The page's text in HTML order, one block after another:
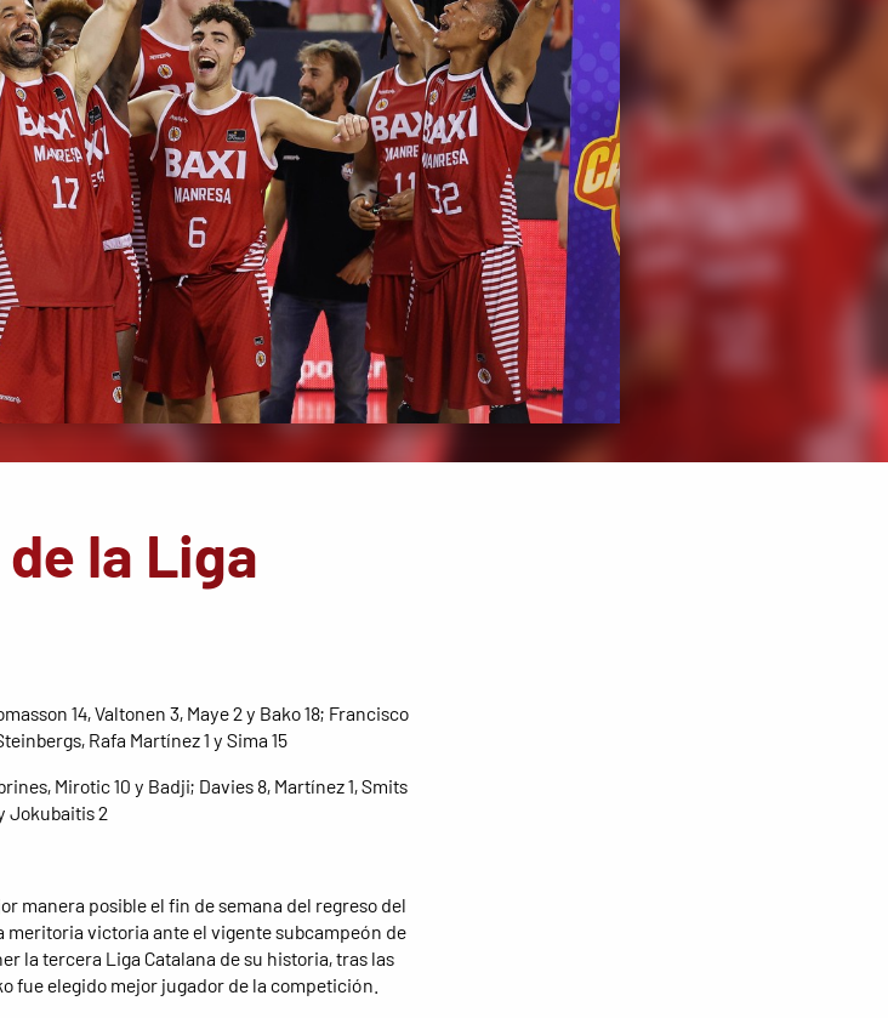
la Liga
14, Valtonen 3, Maye 2 y Bako 18; Francisco
Rafa Martínez 1 y Sima 15
Mirotic 10 y Badji; Davies 8, Martínez 1, Smits
Jokubaitis 2
manera posible el fin de semana del regreso del
meritoria victoria ante el vigente subcampeón de
la tercera Liga Catalana de su historia, tras las
fue elegido mejor jugador de la competición.